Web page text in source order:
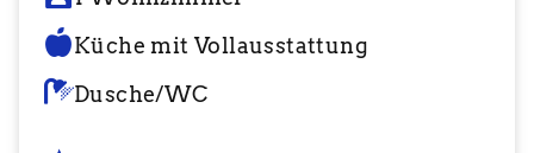
Küche mit Vollausstattung
Dusche/WC